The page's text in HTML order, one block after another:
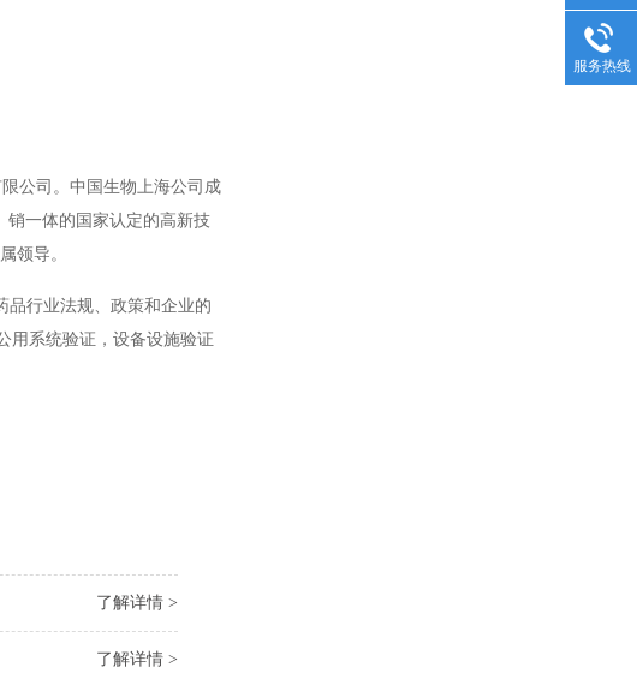
公司。中国生物上海公司成
销一体的国家认定的高新技
领导。
行业法规、政策和企业的
用系统验证，设备设施验证
了解详情 >
了解详情 >
服务热线